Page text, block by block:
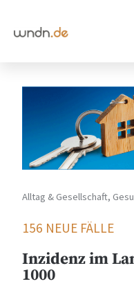
Alltag & Gesellschaft,
156 NEUE FÄLLE
Inzidenz im
1000